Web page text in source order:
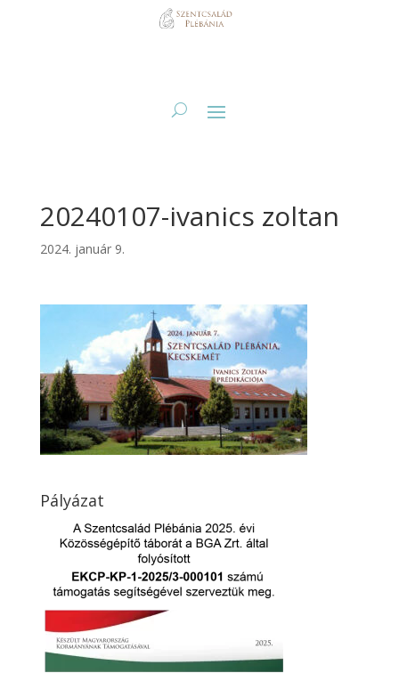
20240107-ivanics zoltan
2024. január 9.
Pályázat